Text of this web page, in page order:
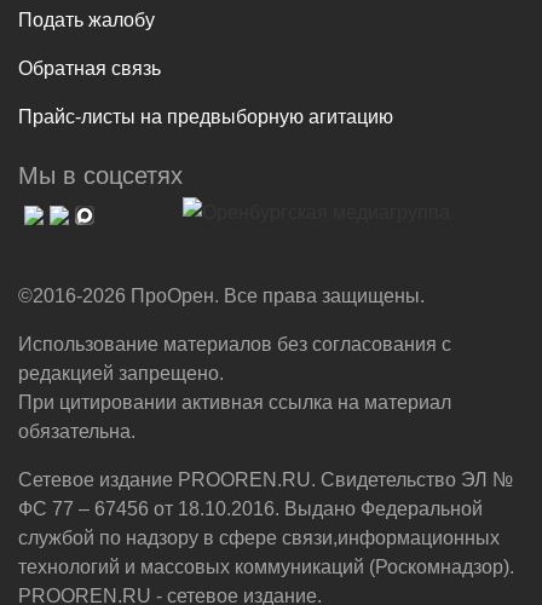
Подать жалобу
Обратная связь
Прайс-листы на предвыборную агитацию
Мы в соцсетях
©2016-2026 ПроОрен. Все права защищены.
Использование материалов без согласования с
редакцией запрещено.
При цитировании активная ссылка на материал
обязательна.
Сетевое издание PROOREN.RU. Свидетельство ЭЛ №
ФС 77 – 67456 от 18.10.2016. Выдано Федеральной
службой по надзору в сфере связи,информационных
технологий и массовых коммуникаций (Роскомнадзор).
PROOREN.RU - сетевое издание.